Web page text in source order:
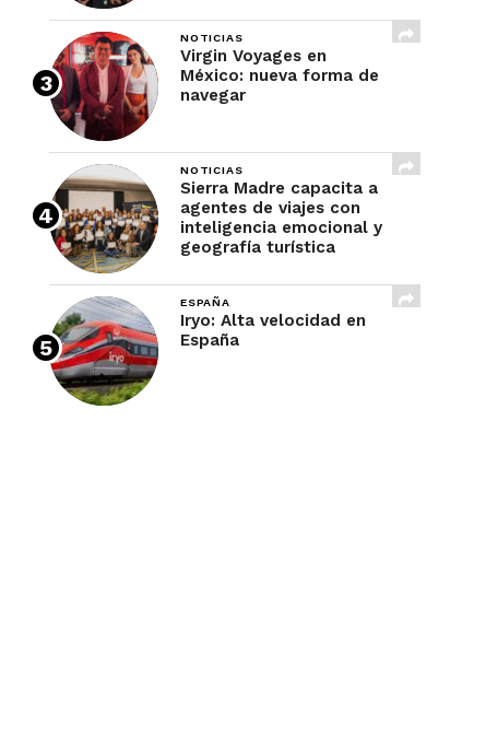
NOTICIAS
Virgin Voyages en
México: nueva forma de
navegar
NOTICIAS
Sierra Madre capacita a
agentes de viajes con
inteligencia emocional y
geografía turística
ESPAÑA
Iryo: Alta velocidad en
España